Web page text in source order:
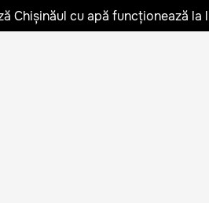
Chișinăul cu apă funcționează la